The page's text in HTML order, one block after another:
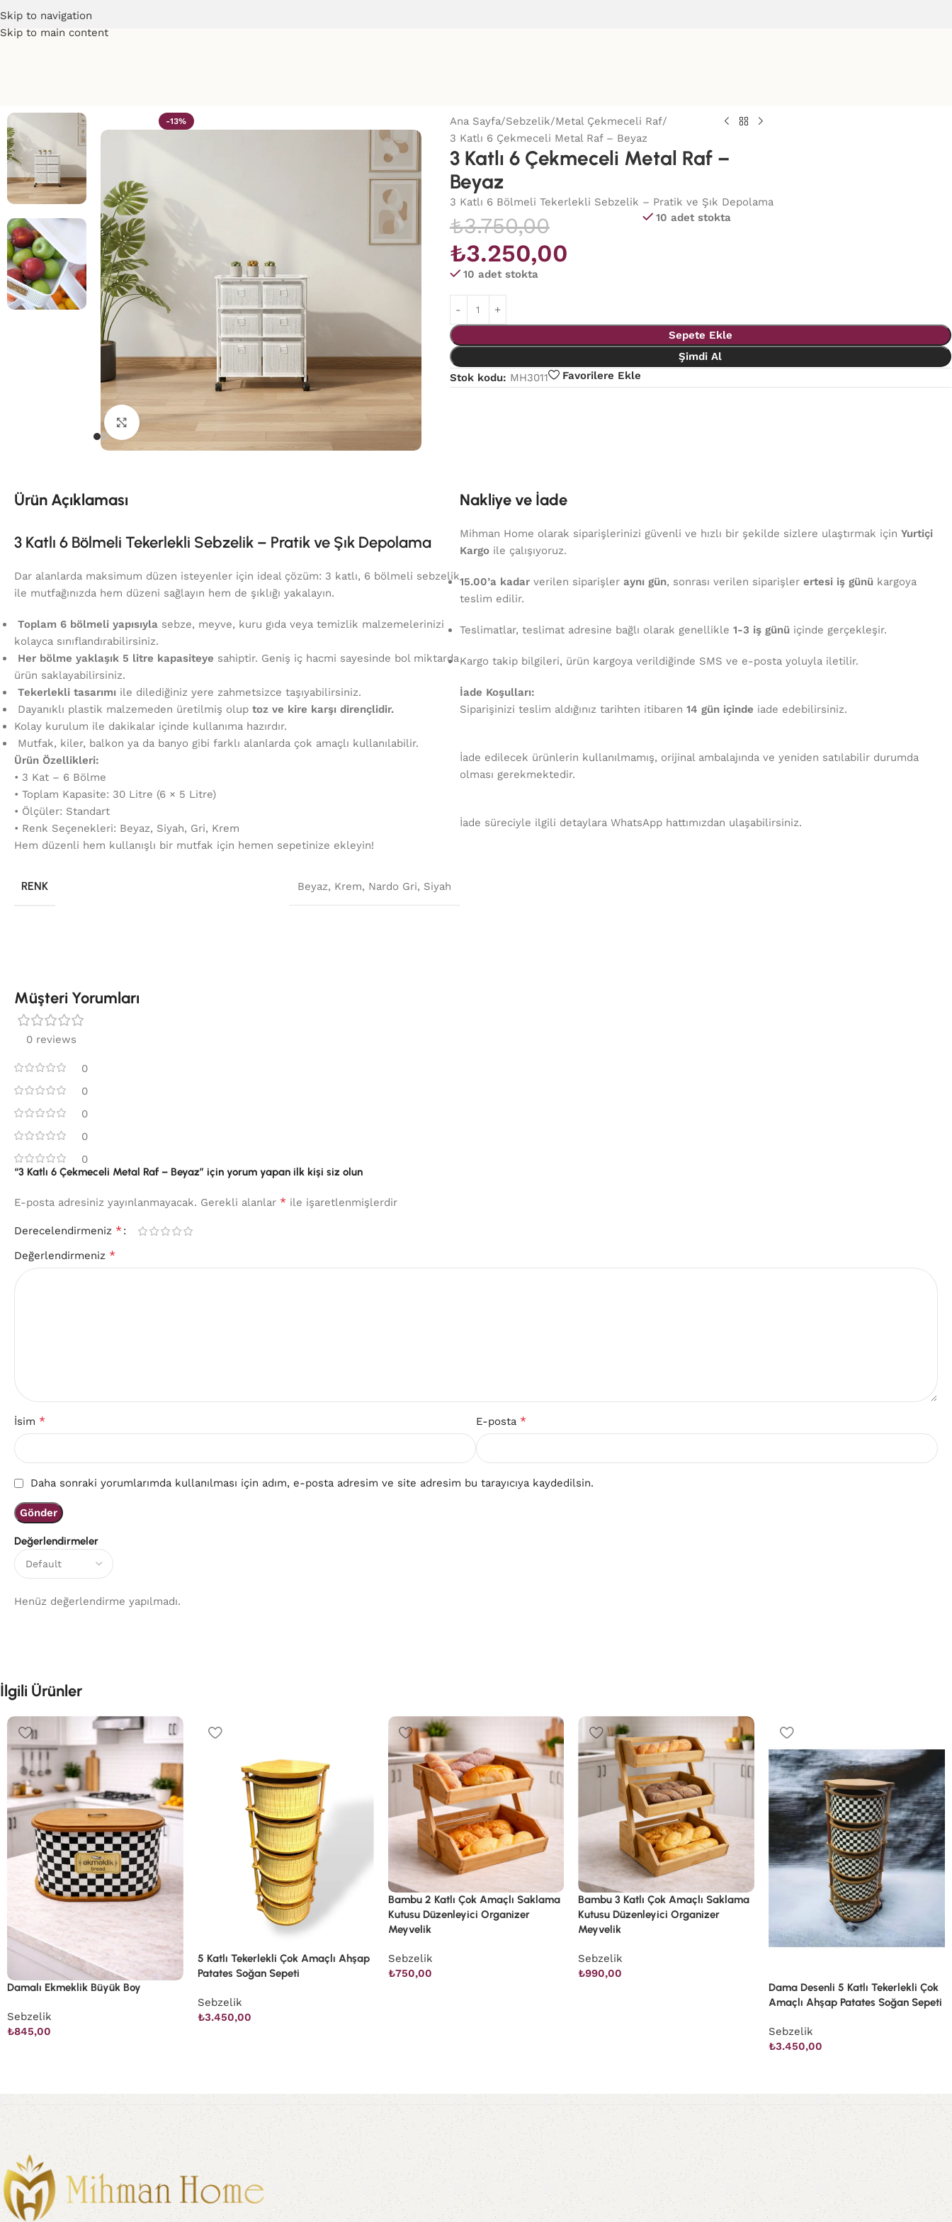
Skip to navigation
Skip to main content
-13%
Click to enlarge
Ana Sayfa Sebzelik Metal Çekmeceli Raf
3 Katlı 6 Çekmeceli Metal Raf – Beyaz
3 Katlı 6 Çekmeceli Metal Raf –
Beyaz
3 Katlı 6 Bölmeli Tekerlekli Sebzelik – Pratik ve Şık Depolama
₺3.750,00
₺3.250,00
10 adet stokta
10 adet stokta
Sepete Ekle
Şimdi Al
Stok kodu: MH3011 Favorilere Ekle
Ürün Açıklaması
3 Katlı 6 Bölmeli Tekerlekli Sebzelik – Pratik ve Şık Depolama
Dar alanlarda maksimum düzen isteyenler için ideal çözüm: 3 katlı, 6 bölmeli sebzelik
ile mutfağınızda hem düzeni sağlayın hem de şıklığı yakalayın.
Toplam 6 bölmeli yapısıyla sebze, meyve, kuru gıda veya temizlik malzemelerinizi
kolayca sınıflandırabilirsiniz.
Her bölme yaklaşık 5 litre kapasiteye sahiptir. Geniş iç hacmi sayesinde bol miktarda
ürün saklayabilirsiniz.
Tekerlekli tasarımı ile dilediğiniz yere zahmetsizce taşıyabilirsiniz.
Dayanıklı plastik malzemeden üretilmiş olup toz ve kire karşı dirençlidir.
Kolay kurulum ile dakikalar içinde kullanıma hazırdır.
Mutfak, kiler, balkon ya da banyo gibi farklı alanlarda çok amaçlı kullanılabilir.
Ürün Özellikleri:
• 3 Kat – 6 Bölme
• Toplam Kapasite: 30 Litre (6 × 5 Litre)
• Ölçüler: Standart
• Renk Seçenekleri: Beyaz, Siyah, Gri, Krem
Hem düzenli hem kullanışlı bir mutfak için hemen sepetinize ekleyin!
RENK Beyaz, Krem, Nardo Gri, Siyah
Nakliye ve İade
Mihman Home olarak siparişlerinizi güvenli ve hızlı bir şekilde sizlere ulaştırmak içinYurtiçi
Kargo ile çalışıyoruz.
15.00’a kadar verilen siparişleraynı gün, sonrası verilen siparişlerertesi iş günü kargoya
teslim edilir.
Teslimatlar, teslimat adresine bağlı olarak genellikle1-3 iş günü içinde gerçekleşir.
Kargo takip bilgileri, ürün kargoya verildiğinde SMS ve e-posta yoluyla iletilir.
İade Koşulları:
Siparişinizi teslim aldığınız tarihten itibaren14 gün içinde iade edebilirsiniz.
İade edilecek ürünlerin kullanılmamış, orijinal ambalajında ve yeniden satılabilir durumda
olması gerekmektedir.
İade süreciyle ilgili detaylara WhatsApp hattımızdan ulaşabilirsiniz.
Müşteri Yorumları
0 reviews
0
0
0
0
0
Değerlendirmeler
Henüz değerlendirme yapılmadı.
“3 Katlı 6 Çekmeceli Metal Raf – Beyaz” için yorum yapan ilk kişi siz olun
E-posta adresiniz yayınlanmayacak. Gerekli alanlar * ile işaretlenmişlerdir
Derecelendirmeniz *
Değerlendirmeniz *
İsim * E-posta *
Daha sonraki yorumlarımda kullanılması için adım, e-posta adresim ve site adresim bu tarayıcıya kaydedilsin.
İlgili Ürünler
Damalı Ekmeklik Büyük Boy
Sebzelik
₺845,00
5 Katlı Tekerlekli Çok Amaçlı Ahşap
Patates Soğan Sepeti
Sebzelik
₺3.450,00
Bambu 2 Katlı Çok Amaçlı Saklama
Kutusu Düzenleyici Organizer
Meyvelik
Sebzelik
₺750,00
Bambu 3 Katlı Çok Amaçlı Saklama
Kutusu Düzenleyici Organizer
Meyvelik
Sebzelik
₺990,00
Dama Desenli 5 Katlı Tekerlekli Çok
Amaçlı Ahşap Patates Soğan Sepeti
Sebzelik
₺3.450,00